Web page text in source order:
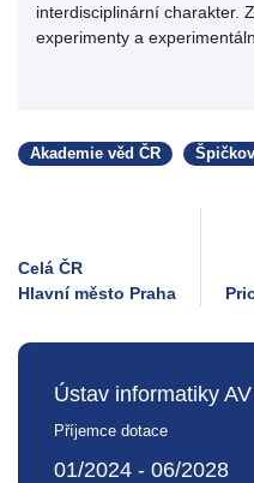
interdisciplinární charakter.
experimenty a
Akademie věd ČR
Celá ČR
Hlavní město Praha
Ústav informatiky
Příjemce dotace
01/2024 - 06/2028